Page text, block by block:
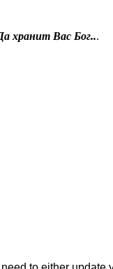
хранит Вас Бог...